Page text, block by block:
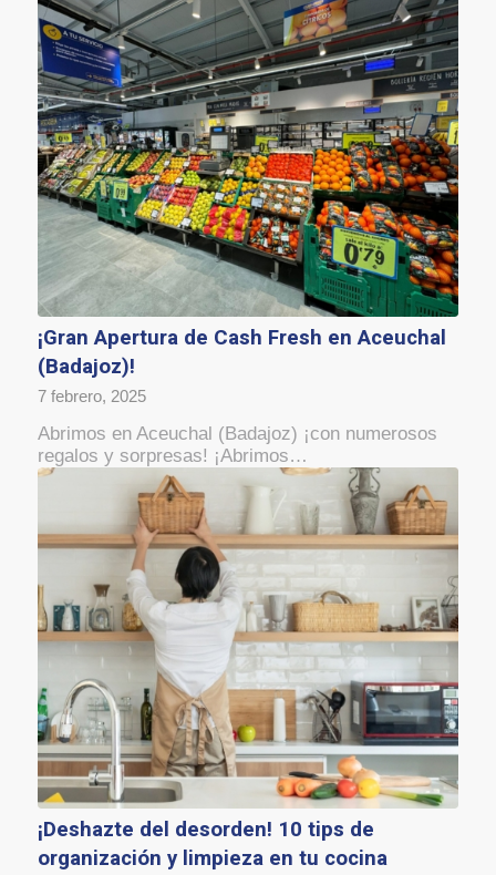
¡Gran Apertura de Cash Fresh en Aceuchal
(Badajoz)!
7 febrero, 2025
Abrimos en Aceuchal (Badajoz) ¡con numerosos
regalos y sorpresas! ¡Abrimos…
¡Deshazte del desorden! 10 tips de
organización y limpieza en tu cocina